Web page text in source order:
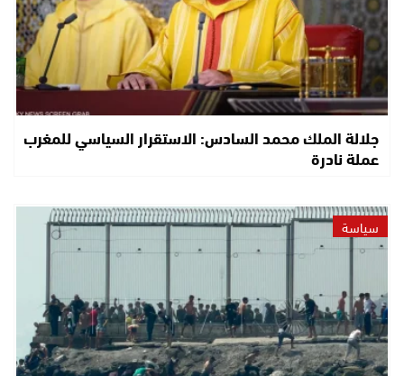
جلالة الملك محمد السادس: الاستقرار السياسي للمغرب
عملة نادرة
سياسة